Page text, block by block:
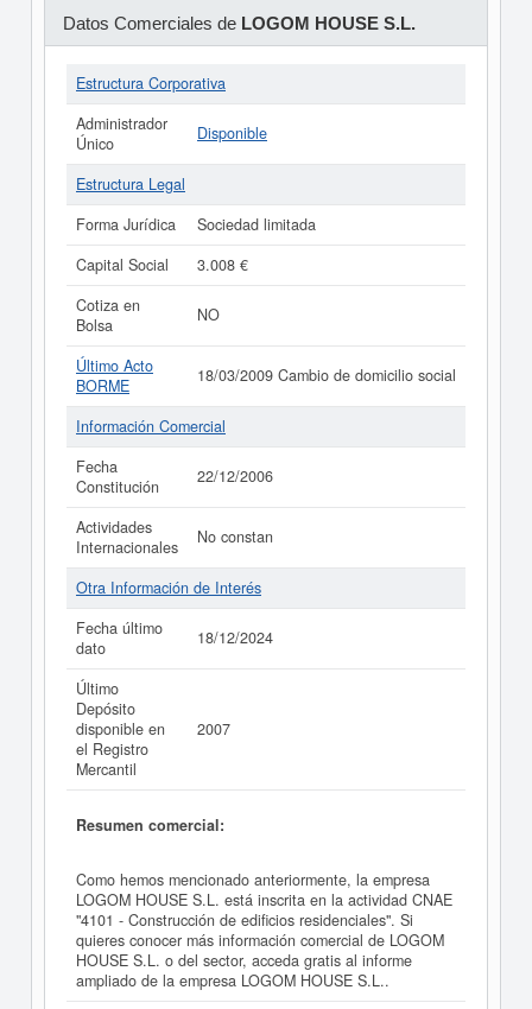
Datos Comerciales de LOGOM HOUSE S.L.
Estructura Corporativa
Administrador
Único
Disponible
Estructura Legal
Forma Jurídica
Sociedad limitada
Capital Social
3.008 €
Cotiza en
Bolsa
NO
Último Acto
BORME
18/03/2009 Cambio de domicilio social
Información Comercial
Fecha
Constitución
22/12/2006
Actividades
Internacionales
No constan
Otra Información de Interés
Fecha último
dato
18/12/2024
Último
Depósito
disponible en
el Registro
Mercantil
2007
Resumen comercial:
Como hemos mencionado anteriormente, la empresa
LOGOM HOUSE S.L. está inscrita en la actividad CNAE
"4101 - Construcción de edificios residenciales". Si
quieres conocer más información comercial de LOGOM
HOUSE S.L. o del sector, acceda gratis al informe
ampliado de la empresa LOGOM HOUSE S.L..